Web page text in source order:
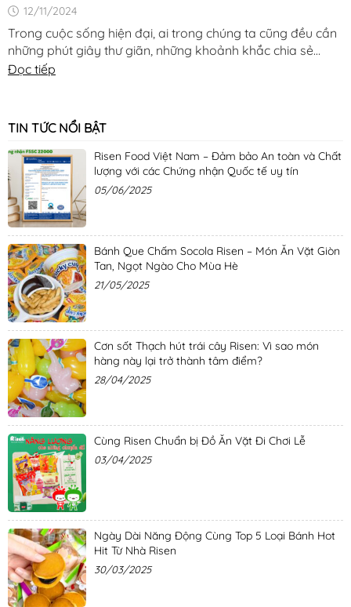
12/11/2024
Trong cuộc sống hiện đại, ai trong chúng ta cũng đều cần
những phút giây thư giãn, những khoảnh khắc chia sẻ
niềm vui và sự ngọt ngào [...]
Đọc tiếp
TIN TỨC NỔI BẬT
Risen Food Việt Nam – Đảm bảo An toàn và Chất
lượng với các Chứng nhận Quốc tế uy tín
05/06/2025
Bánh Que Chấm Socola Risen – Món Ăn Vặt Giòn
Tan, Ngọt Ngào Cho Mùa Hè
21/05/2025
Cơn sốt Thạch hút trái cây Risen: Vì sao món
hàng này lại trở thành tâm điểm?
28/04/2025
Cùng Risen Chuẩn bị Đồ Ăn Vặt Đi Chơi Lễ
03/04/2025
Ngày Dài Năng Động Cùng Top 5 Loại Bánh Hot
Hit Từ Nhà Risen
30/03/2025